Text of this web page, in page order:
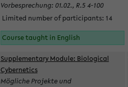
Vorbesprechung: 01.02., R.5 4-100
Limited number of participants: 14
Course taught in English
Supplementary Module: Biological
Cybernetics
Mögliche Projekte und